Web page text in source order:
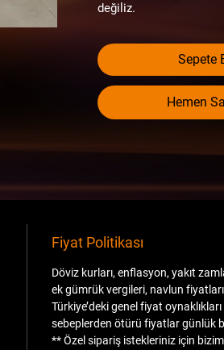
değiliz.
tamponlar ile aynı
kalınlığa sahip 1. sınıf
aftermarket ve
Youtube Kanalımızda,
aldığımız fabrikaları,
videoları, ürün montaj
İlan resimleri orijinal
( Carbon ya da ABS/PP
Bodykit, ön lip ve
kapak setler, tavan ve
difüzör, kaput,
grupları, direksiyon,
Akrapovic egzos uçları
Sepete
Hemen
Fiyat Politikası
Döviz kurları, enflasyon, yakıt
ek gümrük vergileri, navlun
Türkiye’deki genel fiyat
sebeplerden ötürü fiyatlar günlük
** Özel sipariş istekleriniz için